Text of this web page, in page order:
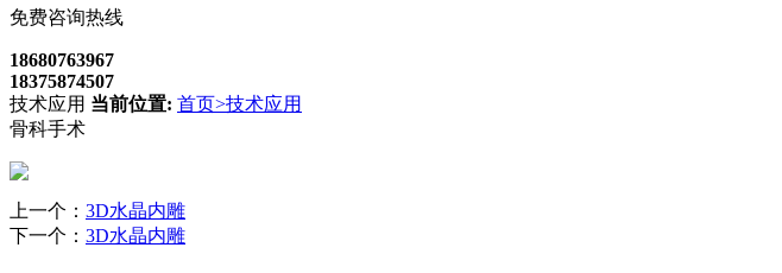
免费咨询热线
18680763967
18375874507
技术应用 当前位置: 首页>技术应用
骨科手术
上一个： 3D水晶内雕
下一个： 3D水晶内雕